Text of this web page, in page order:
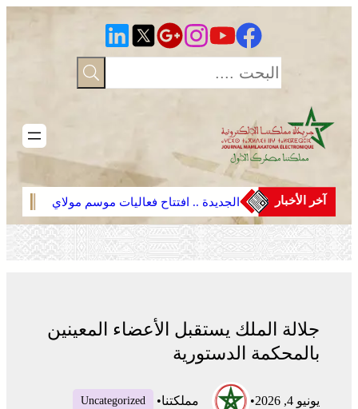
آخر الأخبار
الجديدة .. افتتاح فعاليات موسم مولاي
عبد الله أمغار
جلالة الملك يستقبل الأعضاء المعينين
بالمحكمة الدستورية
يونيو 4, 2026 • مملكتنا•
Uncategorized